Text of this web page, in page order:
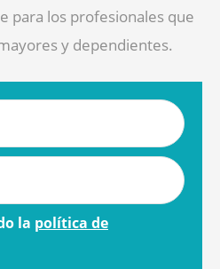
para los profesionales que
y dependientes.
la política de